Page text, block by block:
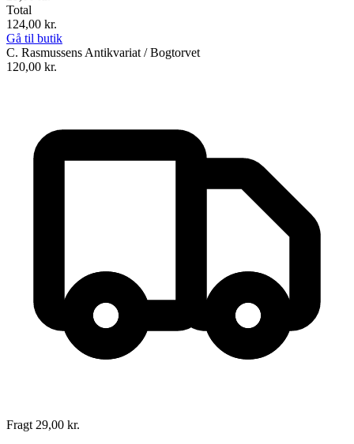
Total
124,00 kr.
Gå til butik
C. Rasmussens Antikvariat / Bogtorvet
120,00 kr.
Fragt 29,00 kr.